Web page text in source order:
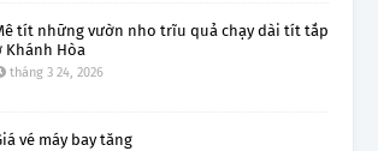
tít những vườn nho trĩu quả chạy dài tít tắp
Khánh Hòa
tháng 3 24, 2026
vé máy bay tăng